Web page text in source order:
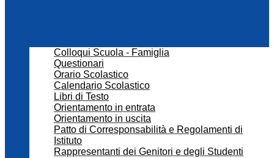
Colloqui Scuola - Famiglia
Questionari
Orario Scolastico
Calendario Scolastico
Libri di Testo
Orientamento in entrata
Orientamento in uscita
Patto di Corresponsabilità e Regolamenti di
Istituto
Rappresentanti dei Genitori e degli Studenti